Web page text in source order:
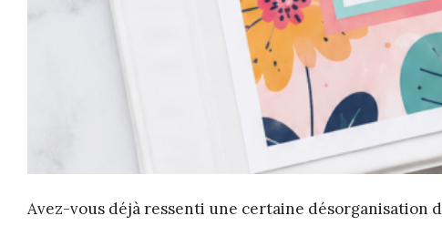
Avez-vous déjà ressenti une certaine désorganisation